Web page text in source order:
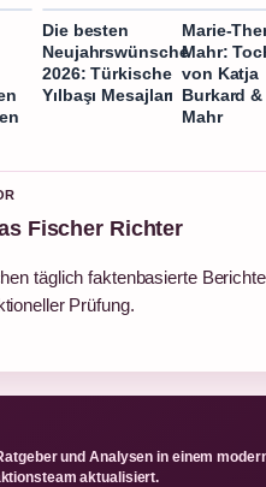
Die besten
Neujahrswünsche
2026: Türkische
Yılbaşı Mesajları
Marie-
Mahr:
von Katja
Burkard
Mahr
Fischer Richter
täglich faktenbasierte
Prüfung.
und Analysen in einem
aktualisiert.